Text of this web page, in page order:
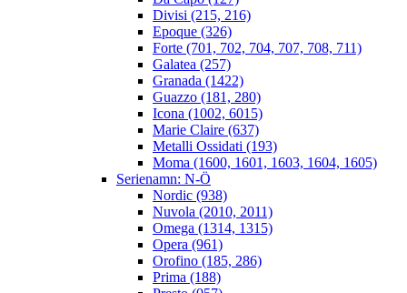
Divisi (215, 216)
Epoque (326)
Forte (701, 702, 704, 707, 708, 711)
Galatea (257)
Granada (1422)
Guazzo (181, 280)
Icona (1002, 6015)
Marie Claire (637)
Metalli Ossidati (193)
Moma (1600, 1601, 1603, 1604, 1605)
Serienamn: N-Ö
Nordic (938)
Nuvola (2010, 2011)
Omega (1314, 1315)
Opera (961)
Orofino (185, 286)
Prima (188)